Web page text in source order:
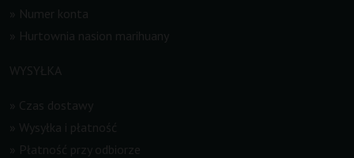
Numer konta
Hurtownia nasion marihuany
WYSYŁKA
Czas dostawy
Wysyłka i płatność
Płatność przy odbiorze